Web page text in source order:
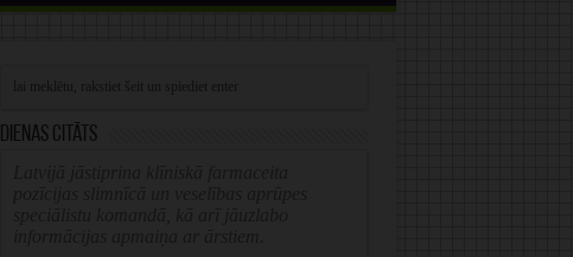
Dienas citāts